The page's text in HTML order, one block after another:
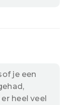
je een
heel veel